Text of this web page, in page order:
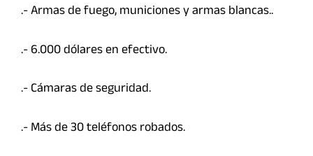
.- Armas de fuego, municiones y armas blancas..
.- 6.000 dólares en efectivo.
.- Cámaras de seguridad.
.- Más de 30 teléfonos robados.